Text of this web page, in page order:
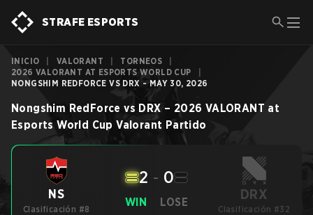
STRAFE ESPORTS
INICIO VALORANT TORNEOS
2026 VALORANT AT ESPORTS WORLD CUP
NONGSHIM REDFORCE VS DRX - MAY 30, 2026
Nongshim RedForce vs DRX – 2026 VALORANT at
Esports World Cup Valorant Partido
NS
Clasificación #8
WIN
2 - 0
LOSE DRX
Clasificación #32